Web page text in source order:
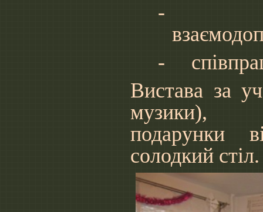
-
-
Вистава за
музики),
подарунки
солодкий стіл.